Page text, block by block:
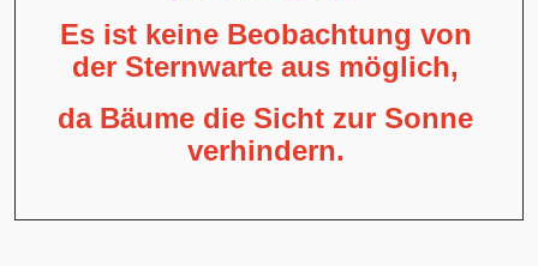
Es ist keine Beobachtung von
der Sternwarte aus möglich,
da Bäume die Sicht zur Sonne
verhindern.